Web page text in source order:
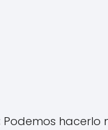
Podemos